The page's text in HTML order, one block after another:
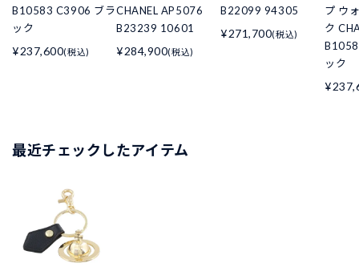
B10583 C3906 ブラ
ック
¥237,600(税込)
CHANEL AP5076
B23239 10601
¥284,900(税込)
B22099 94305
¥271,700(税込)
プ ウ
ク
ック
最近チェックしたアイテム